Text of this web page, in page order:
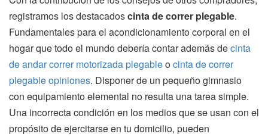
registramos los destacadoscinta de correr plegable.
Fundamentales para el acondicionamiento corporal en el
hogar que todo el mundo debería contar además decinta
de andar correr motorizada plegableocinta de correr
plegable opiniones. Disponer de un pequeño gimnasio
con equipamiento elemental no resulta una tarea simple.
Una incorrecta condición en los medios que se usan con el
propósito de ejercitarse en tu domicilio, pueden